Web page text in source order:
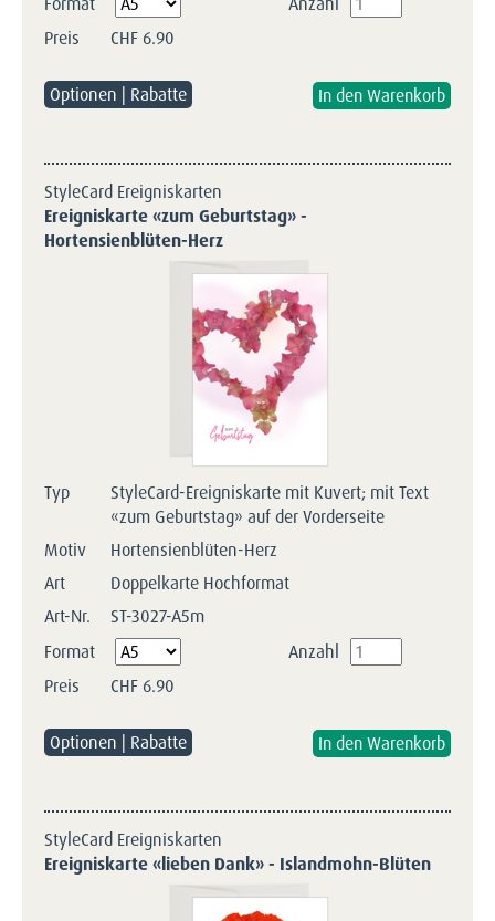
Preis
CHF 6.90
Optionen | Rabatte
StyleCard Ereigniskarten
Ereigniskarte «zum Geburtstag» -
Hortensienblüten-Herz
Typ
StyleCard-Ereigniskarte mit Kuvert; mit Text
«zum Geburtstag» auf der Vorderseite
Motiv
Hortensienblüten-Herz
Art
Doppelkarte Hochformat
Art-Nr.
ST-3027-A5m
Pflichtfeld
Format
Anzahl
Preis
CHF 6.90
Optionen | Rabatte
StyleCard Ereigniskarten
Ereigniskarte «lieben Dank» - Islandmohn-Blüten